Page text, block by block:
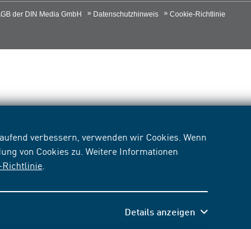
verbessern, verwenden wir Cookies. Wenn
von Cookies zu. Weitere Informationen
Richtlinie
Details anzeigen
der DIN Media GmbH Datenschutzhinweis
Cookie-Richtlinie